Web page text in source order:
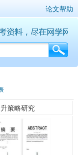
论文帮助
策略研究